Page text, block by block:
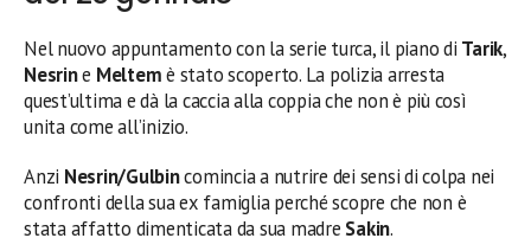
Nel nuovo appuntamento con la serie turca, il piano di Tarik,
Nesrine Meltemè stato scoperto. La polizia arresta
quest’ultima e dà la caccia alla coppia che non è più così
unita come all’inizio.
Anzi Nesrin/Gulbincomincia a nutrire dei sensi di colpa nei
confronti della sua ex famiglia perché scopre che non è
stata affatto dimenticata da sua madre Sakin.